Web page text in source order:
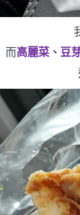
而高麗菜、豆